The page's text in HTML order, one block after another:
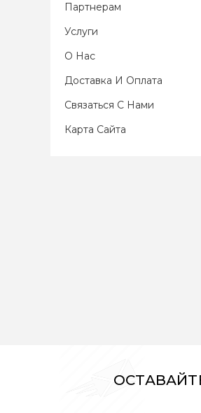
Партнерам
Услуги
О Нас
Доставка И Оплата
Связаться С Нами
Карта Сайта